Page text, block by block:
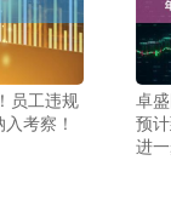
员工违规
考察！
卓
预
进